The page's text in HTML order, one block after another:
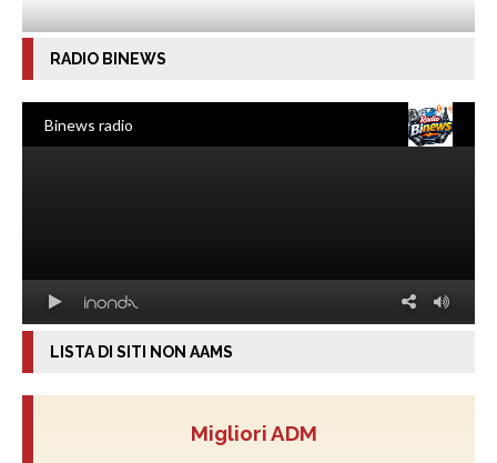
RADIO BINEWS
LISTA DI SITI NON AAMS
Migliori ADM